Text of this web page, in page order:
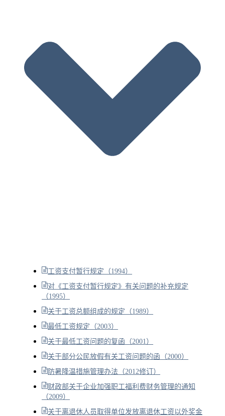
工资支付暂行规定（1994）
对《工资支付暂行规定》有关问题的补充规定
（1995）
关于工资总额组成的规定（1989）
最低工资规定（2003）
关于最低工资问题的复函（2001）
关于部分公民放假有关工资问题的函（2000）
防暑降温措施管理办法（2012修订）
财政部关于企业加强职工福利费财务管理的通知
（2009）
关于离退休人员取得单位发放离退休工资以外奖金